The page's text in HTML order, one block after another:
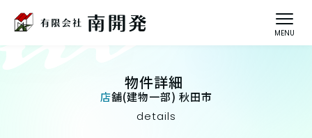
物件詳細
店舗(建物一部) 秋田市
details